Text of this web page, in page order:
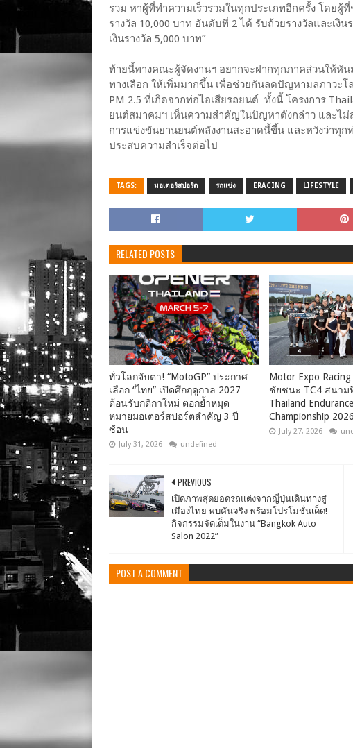
รวม หาผู้ที่ทำความเร็วรวมในทุกประเภทอีกครั้ง โดยผู้
รางวัล 10,000 บาท อันดับที่ 2 ได้ รับถ้วยรางวัลและเงิ
เงินรางวัล 5,000 บาท”
ท้ายนี้ทางคณะผู้จัดงานฯ อยากจะฝากทุกภาคส่วนให้หั
ทางเลือก ให้เพิ่มมากขึ้น เพื่อช่วยกันลดปัญหามลภาวะ
PM 2.5 ที่เกิดจากท่อไอเสียรถยนต์ ทั้งนี้ โครงการ
ยนต์สมาคมฯ เห็นความสำคัญในปัญหาดังกล่าว และไม่
การแข่งขันยานยนต์พลังงานสะอาดนี้ขึ้น และหวังว่าทุก
ประสบความสำเร็จต่อไป
TAGS: มอเตอร์สปอร์ต รถแข่ง ERACING LIFESTYLE
RELATED POSTS
ทั่วโลกจับตา! “MotoGP” ประกาศ
เลือก “ไทย” เปิดศึกฤดูกาล 2027
ต้อนรับกติกาใหม่ ตอกย้ำหมุด
หมายมอเตอร์สปอร์ตสำคัญ 3 ปี
ซ้อน
July 31, 2026 undefined
Motor Expo
ชัยชนะ TC4 สนาม
Thailand Endurance
Championship 2026
July 27, 2026
PREVIOUS
เปิดภาพสุดยอดรถแต่งจากญี่ปุ่นเดินทางสู่
เมืองไทย พบคันจริง พร้อมโปรโมชั่นเด็ด!
กิจกรรมจัดเต็มในงาน “Bangkok Auto
Salon 2022”
POST A COMMENT